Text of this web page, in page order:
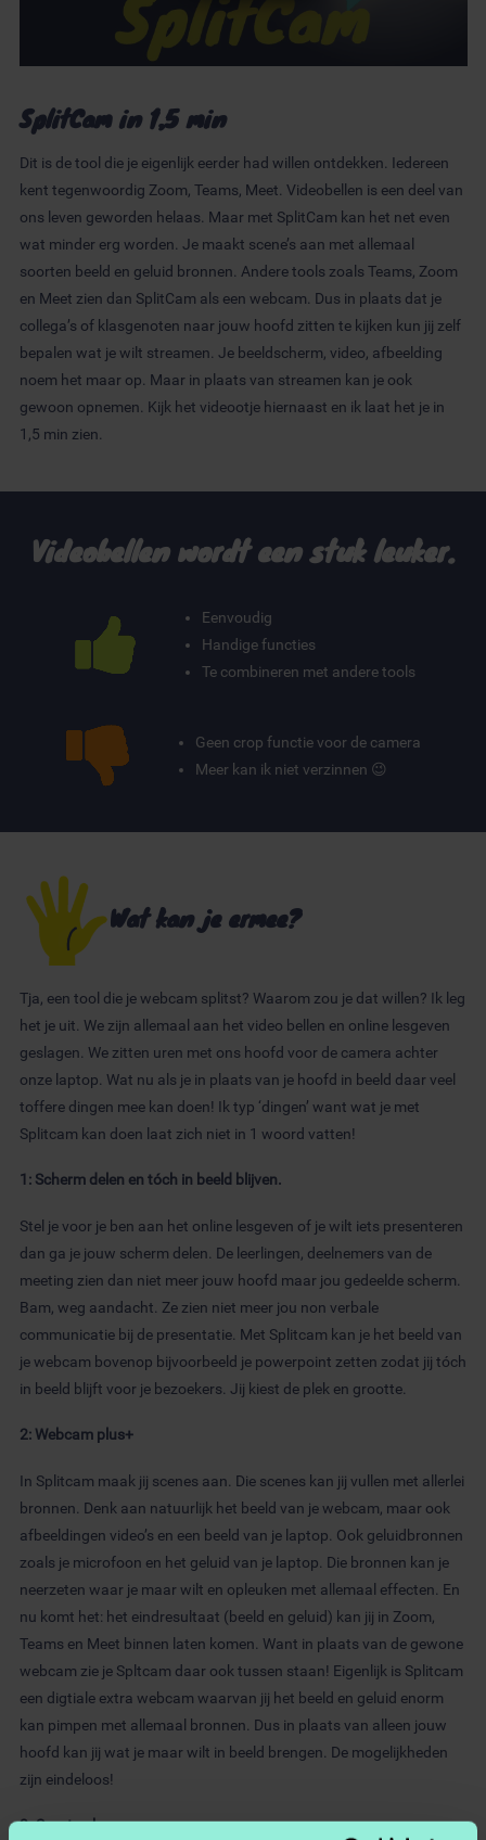
SplitCam in 1,5 min
Dit is de tool die je eigenlijk eerder had willen ontdekken. Iedereen
kent tegenwoordig Zoom, Teams, Meet. Videobellen is een deel van
ons leven geworden helaas. Maar met SplitCam kan het net even
wat minder erg worden. Je maakt scene’s aan met allemaal
soorten beeld en geluid bronnen. Andere tools zoals Teams, Zoom
en Meet zien dan SplitCam als een webcam. Dus in plaats dat je
collega’s of klasgenoten naar jouw hoofd zitten te kijken kun jij zelf
bepalen wat je wilt streamen. Je beeldscherm, video, afbeelding
noem het maar op. Maar in plaats van streamen kan je ook
gewoon opnemen. Kijk het videootje hiernaast en ik laat het je in
1,5 min zien.
Videobellen wordt een stuk leuker.
Eenvoudig
Handige functies
Te combineren met andere tools
Geen crop functie voor de camera
Meer kan ik niet verzinnen 😉
Wat kan je ermee?
Tja, een tool die je webcam splitst? Waarom zou je dat willen? Ik leg
het je uit. We zijn allemaal aan het video bellen en online lesgeven
geslagen. We zitten uren met ons hoofd voor de camera achter
onze laptop. Wat nu als je in plaats van je hoofd in beeld daar veel
toffere dingen mee kan doen! Ik typ ‘dingen’ want wat je met
Splitcam kan doen laat zich niet in 1 woord vatten!
1: Scherm delen en tóch in beeld blijven.
Stel je voor je ben aan het online lesgeven of je wilt iets presenteren
dan ga je jouw scherm delen. De leerlingen, deelnemers van de
meeting zien dan niet meer jouw hoofd maar jou gedeelde scherm.
Bam, weg aandacht. Ze zien niet meer jou non verbale
communicatie bij de presentatie. Met Splitcam kan je het beeld van
je webcam bovenop bijvoorbeeld je powerpoint zetten zodat jij tóch
in beeld blijft voor je bezoekers. Jij kiest de plek en grootte.
2: Webcam plus+
In Splitcam maak jij scenes aan. Die scenes kan jij vullen met allerlei
bronnen. Denk aan natuurlijk het beeld van je webcam, maar ook
afbeeldingen video’s en een beeld van je laptop. Ook geluidbronnen
zoals je microfoon en het geluid van je laptop. Die bronnen kan je
neerzeten waar je maar wilt en opleuken met allemaal effecten. En
nu komt het: het eindresultaat (beeld en geluid) kan jij in Zoom,
Teams en Meet binnen laten komen. Want in plaats van de gewone
webcam zie je Spltcam daar ook tussen staan! Eigenlijk is Splitcam
een digtiale extra webcam waarvan jij het beeld en geluid enorm
kan pimpen met allemaal bronnen. Dus in plaats van alleen jouw
hoofd kan jij wat je maar wilt in beeld brengen. De mogelijkheden
zijn eindeloos!
3. Soorten bronnen